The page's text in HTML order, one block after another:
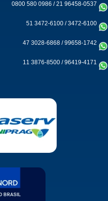
0800 580 0986 /21 96458-0537
51 3472-6100 /3472-6100
47 3028-6868 /99658-1742
11 3876-8500 /96419-4171